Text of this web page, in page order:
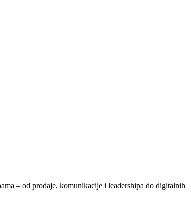
– od prodaje, komunikacije i leadershipa do digitalnih